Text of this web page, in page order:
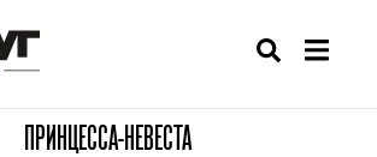
ПРИНЦЕССА-НЕВЕСТА